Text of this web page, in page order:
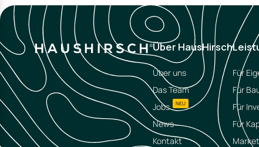
Über HausHirsch
Über uns
Das Team
Jobs
NEU
News
Kontakt
Für
Für
Für
Für